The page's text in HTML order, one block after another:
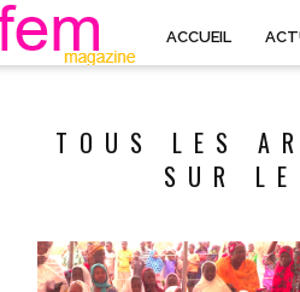
ACCUEIL
TOUS LES
SUR